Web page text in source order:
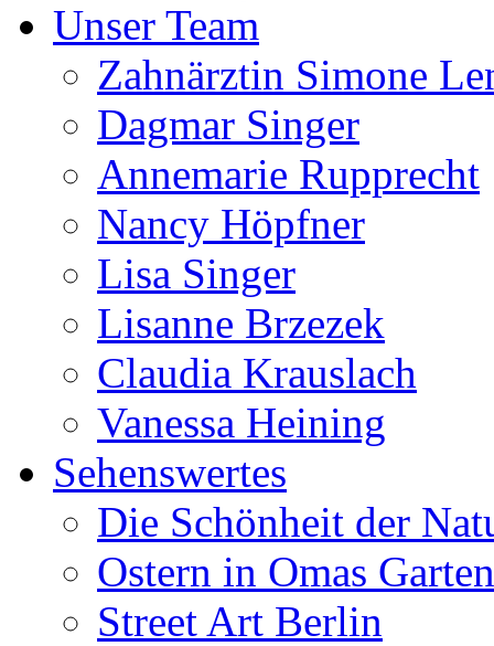
Unser Team
Zahnärztin Simone
Dagmar Singer
Annemarie Rupprecht
Nancy Höpfner
Lisa Singer
Lisanne Brzezek
Claudia Krauslach
Vanessa Heining
Sehenswertes
Die Schönheit der
Ostern in Omas Garten
Street Art Berlin